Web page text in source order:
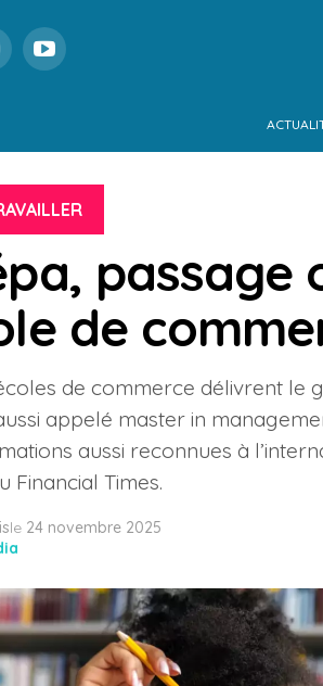
de
de commerce délivrent
appelé master in
aussi reconnues à
Financial Times.
le 24 novembre 2025